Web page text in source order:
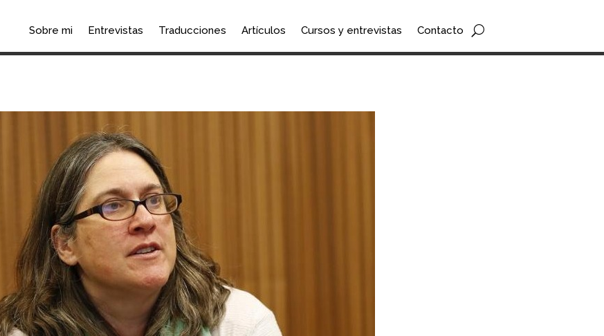
Sobre mi Entrevistas Traducciones Artículos Cursos y entrevistas Contacto